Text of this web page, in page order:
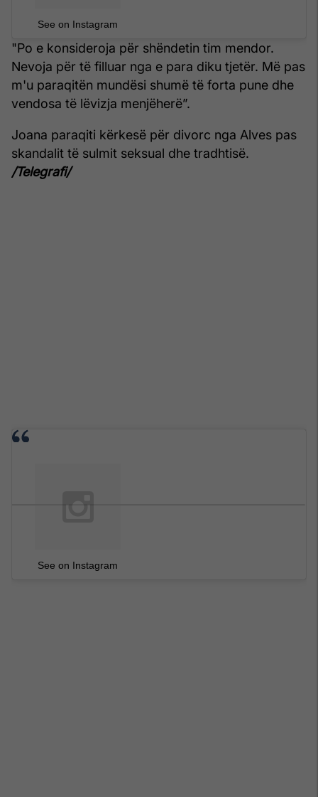
See on Instagram
"Po e konsideroja për shëndetin tim mendor.
Nevoja për të filluar nga e para diku tjetër. Më pas
m'u paraqitën mundësi shumë të forta pune dhe
vendosa të lëvizja menjëherë”.
Joana paraqiti kërkesë për divorc nga Alves pas
skandalit të sulmit seksual dhe tradhtisë.
/Telegrafi/
See on Instagram